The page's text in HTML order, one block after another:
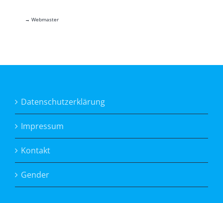
→ Webmaster
Datenschutzerklärung
Impressum
Kontakt
Gender